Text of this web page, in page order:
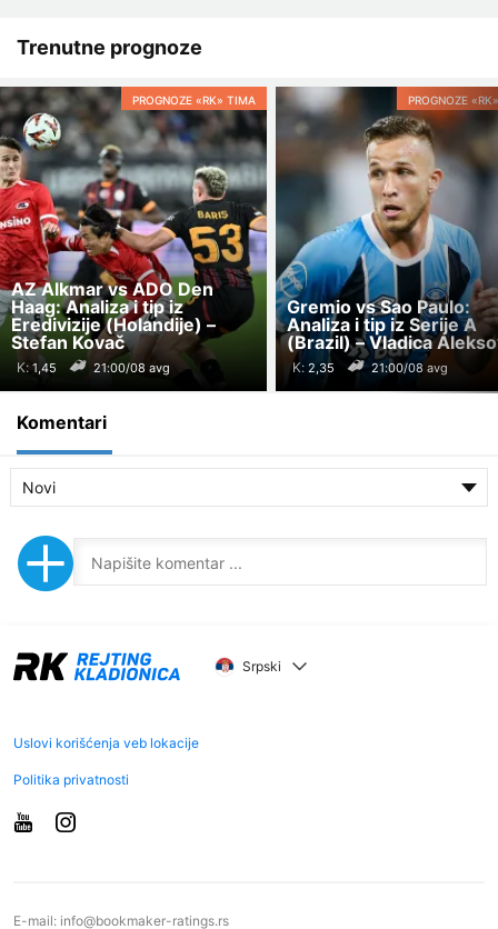
Trenutne prognoze
PROGNOZE «RK» TIMA
AZ Alkmar vs ADO Den
Haag: Analiza i tip iz
Eredivizije (Holandije) –
Stefan Kovač
K: 21:00/08 avg
PROGNOZE
Gremio vs Sao Paulo:
Analiza i tip iz Serije A
(Brazil) – Vladica
K: 21:00/08 avg
Komentari
Novi
Srpski
Uslovi korišćenja veb lokacije
Politika privatnosti
E-mail: info@bookmaker-ratings.rs